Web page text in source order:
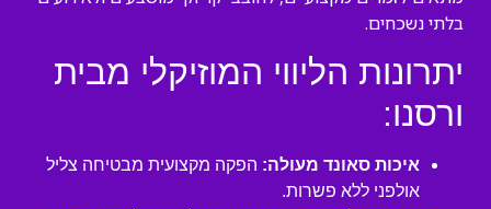
בלתי נשכחים.
יתרונות הליווי המוזיקלי מבית
ורסנו:
איכות סאונד מעולה: הפקה מקצועית מבטיחה צליל
אולפני ללא פשרות.